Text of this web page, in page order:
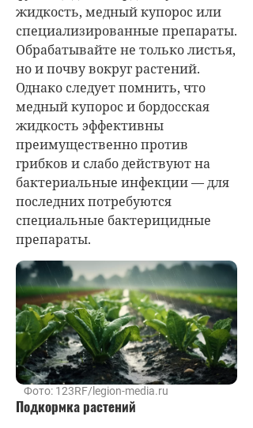
жидкость, медный купорос или
специализированные препараты.
Обрабатывайте не только листья,
но и почву вокруг растений.
Однако следует помнить, что
медный купорос и бордосская
жидкость эффективны
преимущественно против
грибков и слабо действуют на
бактериальные инфекции — для
последних потребуются
специальные бактерицидные
препараты.
Фото: 123RF/legion-media.ru
Подкормка растений